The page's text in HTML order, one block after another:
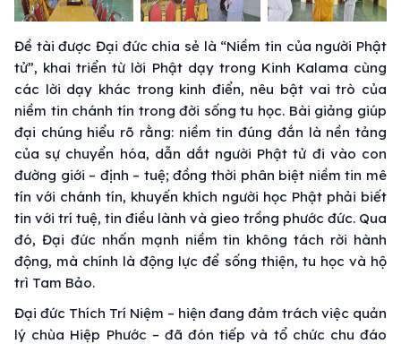
Đề tài được Đại đức chia sẻ là “Niềm tin của người Phật
tử”, khai triển từ lời Phật dạy trong Kinh Kalama cùng
các lời dạy khác trong kinh điển, nêu bật vai trò của
niềm tin chánh tín trong đời sống tu học. Bài giảng giúp
đại chúng hiểu rõ rằng: niềm tin đúng đắn là nền tảng
của sự chuyển hóa, dẫn dắt người Phật tử đi vào con
đường giới – định – tuệ; đồng thời phân biệt niềm tin mê
tín với chánh tín, khuyến khích người học Phật phải biết
tin với trí tuệ, tin điều lành và gieo trồng phước đức. Qua
đó, Đại đức nhấn mạnh niềm tin không tách rời hành
động, mà chính là động lực để sống thiện, tu học và hộ
trì Tam Bảo.
Đại đức Thích Trí Niệm – hiện đang đảm trách việc quản
lý chùa Hiệp Phước – đã đón tiếp và tổ chức chu đáo